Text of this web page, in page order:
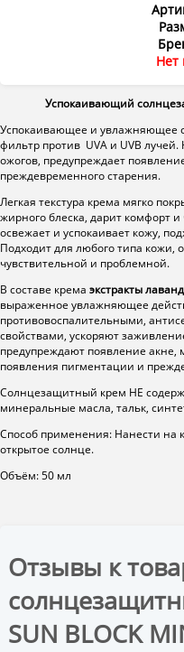
Нет
Успокаивающий
Успокаивающее и увлажняющее
фильтр против UVA и UVB
ожогов, предупреждает
преждевременного старения.
Легкая текстура крема мягко
жирного блеска, дарит комфорт
освежает и успокаивает кожу,
Подходит для любого типа кожи,
чувствительной и проблемной.
В составе крема экстракты
выраженное увлажняющее
противовоспалительными,
свойствами, ускоряют
предупреждают появление акне,
появления пигментации и
Солнцезащитный крем НЕ
минеральные масла, тальк,
Способ применения: Нанести на
открытое солнце.
Объём: 50 мл
Отзывы к
SUN BLOCK